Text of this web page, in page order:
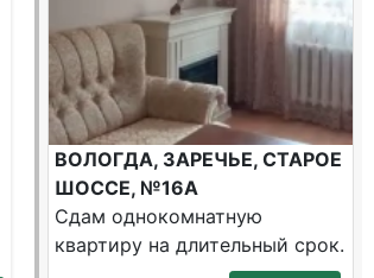
ВОЛОГДА, ЗАРЕЧЬЕ, СТАРОЕ
ШОССЕ, №16А
Сдам однокомнатную
квартиру на длительный срок.